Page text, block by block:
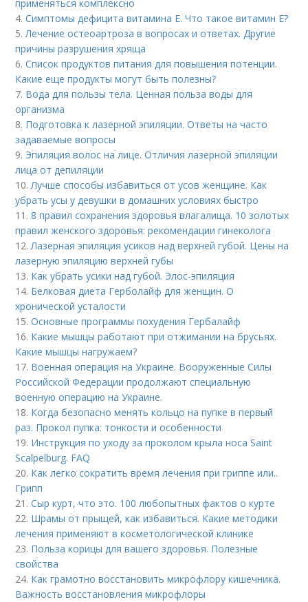
применяться комплексно
4.Симптомы дефицита витамина E. Что такое витамин Е?
5.Лечение остеоартроза в вопросах и ответах. Другие
причины разрушения хряща
6.Список продуктов питания для повышения потенции.
Какие еще продукты могут быть полезны?
7. Вода для пользы тела. Ценная польза воды для
организма
8. Подготовка к лазерной эпиляции. Ответы на часто
задаваемые вопросы
9. Эпиляция волос на лице. Отличия лазерной эпиляции
лица от депиляции
10.Лучше способы избавиться от усов женщине. Как
убрать усы у девушки в домашних условиях быстро
11.8 правил сохранения здоровья влагалища. 10 золотых
правил женского здоровья: рекомендации гинеколога
12.Лазерная эпиляция усиков над верхней губой. Цены на
лазерную эпиляцию верхней губы
13. Как убрать усики над губой. Элос-эпиляция
14. Белковая диета Герболайф для женщин. О
хронической усталости
15.Основные программы похудения Гербалайф
16. Какие мышцы работают при отжимании на брусьях.
Какие мышцы нагружаем?
17. Военная операция на Украине. Вооруженные Силы
Российской Федерации продолжают специальную
военную операцию на Украине.
18. Когда безопасно менять кольцо на пупке в первый
раз. Прокол пупка: тонкости и особенности
19. Инструкция по уходу за проколом крыла носа Saint
Scalpelburg. FAQ
20. Как легко сократить время лечения при гриппе или..
Грипп
21.Сыр курт, что это. 100 любопытных фактов о курте
22. Шрамы от прыщей, как избавиться. Какие методики
лечения применяют в косметологической клинике
23. Польза корицы для вашего здоровья. Полезные
свойства
24. Как грамотно восстановить микрофлору кишечника.
Важность восстановления микрофлоры